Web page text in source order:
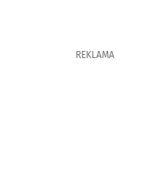
REKLAMA